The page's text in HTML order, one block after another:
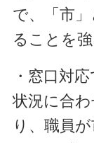
で、「市
ることを
・窓口対
状況に合
り、職員